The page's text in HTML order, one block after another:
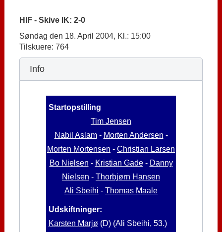
HIF - Skive IK: 2-0
Søndag den 18. April 2004, Kl.: 15:00
Tilskuere: 764
Info
Startopstilling
Tim Jensen
Nabil Aslam- Morten Andersen -
Morten Mortensen - Christian Larsen
Bo Nielsen - Kristian Gade- Danny
Nielsen - Thorbjørn Hansen
Ali Sbeihi - Thomas Maale
Udskiftninger:
Karsten Marjø (D) (Ali Sbeihi, 53.)